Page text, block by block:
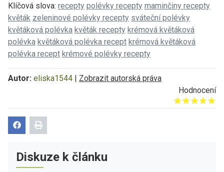
Klíčová slova: recepty polévky recepty maminčiny recepty
květák zeleninové polévky recepty sváteční polévky
květáková polévka květák recepty krémová květáková
polévka květáková polévka recept krémová květáková
polévka recept krémové polévky recepty
Autor: eliska1544 | Zobrazit autorská práva
Hodnocení
Give it 1/5
Give it 2/5
Give it 3/5
Give it 4/5
Give it 5/5
Diskuze k článku